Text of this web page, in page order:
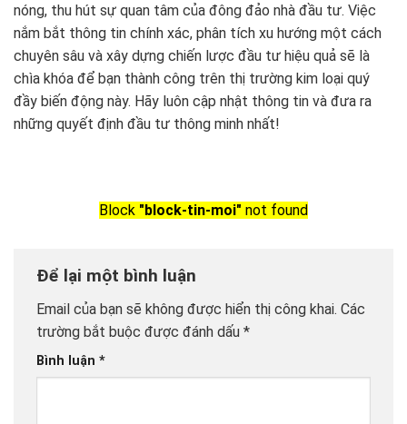
nóng, thu hút sự quan tâm của đông đảo nhà đầu tư. Việc
nắm bắt thông tin chính xác, phân tích xu hướng một cách
chuyên sâu và xây dựng chiến lược đầu tư hiệu quả sẽ là
chìa khóa để bạn thành công trên thị trường kim loại quý
đầy biến động này. Hãy luôn cập nhật thông tin và đưa ra
những quyết định đầu tư thông minh nhất!
Block "block-tin-moi" not found
Để lại một bình luận
Email của bạn sẽ không được hiển thị công khai. Các
trường bắt buộc được đánh dấu *
Bình luận *